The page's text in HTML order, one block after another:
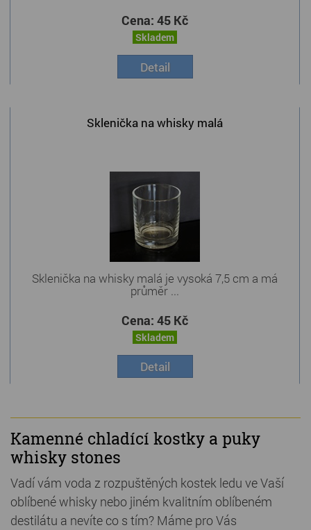
Cena: 45 Kč
Skladem
Detail
Sklenička na whisky malá
Sklenička na whisky malá je vysoká 7,5 cm a má
průměr ...
Cena: 45 Kč
Skladem
Detail
Kamenné chladící kostky a puky
whisky stones
Vadí vám voda z rozpuštěných kostek ledu ve Vaší
oblíbené whisky nebo jiném kvalitním oblíbeném
destilátu a nevíte co s tím? Máme pro Vás